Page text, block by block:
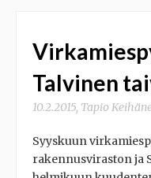
Talvinen
10.2.2015, Tapio
Syyskuun
rakennusviraston ja